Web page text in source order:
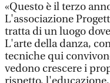
«Questo è il terzo
L'associazione
tratta di un luogo
L'arte della danza,
tecniche qui
vedono crescere i